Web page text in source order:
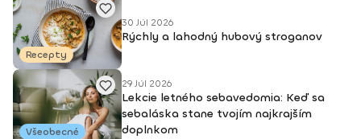
Recepty
30 Júl 2026
Rýchly a lahodný hubový stroganov
Všeobecné
29 Júl 2026
Lekcie letného sebavedomia: Keď sa
sebaláska stane tvojím najkrajším
doplnkom